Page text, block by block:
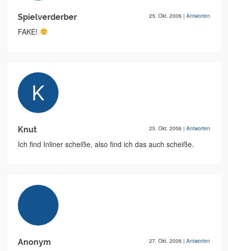
Spielverderber 25. Okt. 2006 | Antworten
FAKE!
Knut 25. Okt. 2006 | Antworten
Ich find Inliner scheiße, also find ich das auch scheiße.
Anonym 27. Okt. 2006 | Antworten